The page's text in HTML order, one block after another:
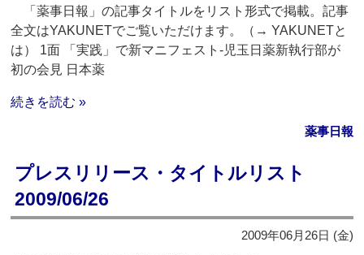
「薬事日報」の記事タイトルをリスト形式で掲載。記事
全文はYAKUNETでご覧いただけます。（→ YAKUNETと
は） 1面 「実践」で新マニフェスト‐児玉日薬新執行部が
初の会見 日本薬
続きを読む »
薬事日報
プレスリリース・タイトルリスト
2009/06/26
2009年06月26日 (金)